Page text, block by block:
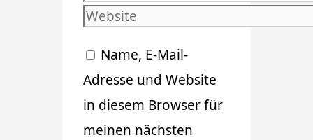
Mail-
Website
Name, E-Mail-
Adresse und Website
in diesem Browser für
meinen nächsten